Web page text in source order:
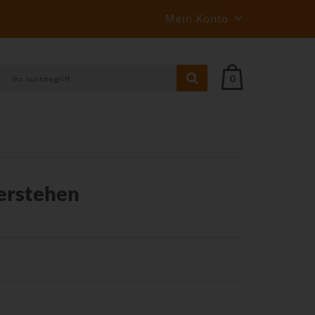
Mein Konto
0